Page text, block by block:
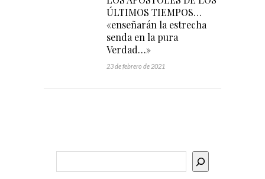
ÚLTIMOS TIEMPOS…
«enseñarán la estrecha
senda en la pura
Verdad…»
23 de febrero de 2021